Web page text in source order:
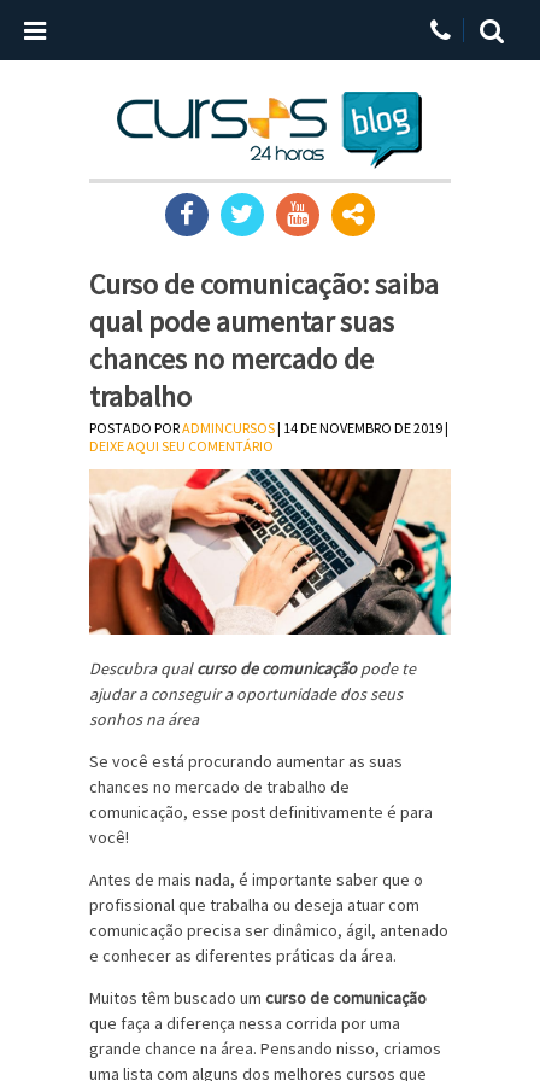
Curso de comunicação: saiba
qual pode aumentar suas
chances no mercado de
trabalho
POSTADO PORADMINCURSOS| 14 DE NOVEMBRO DE 2019 |
DEIXE AQUI SEU COMENTÁRIO
Descubra qualcurso de comunicaçãopode te
ajudar a conseguir a oportunidade dos seus
sonhos na área
Se você está procurando aumentar as suas
chances no mercado de trabalho de
comunicação, esse post definitivamente é para
você!
Antes de mais nada, é importante saber que o
profissional que trabalha ou deseja atuar com
comunicação precisa ser dinâmico, ágil, antenado
e conhecer as diferentes práticas da área.
Muitos têm buscado um curso de comunicação
que faça a diferença nessa corrida por uma
grande chance na área. Pensando nisso, criamos
uma lista com alguns dos melhores cursos que